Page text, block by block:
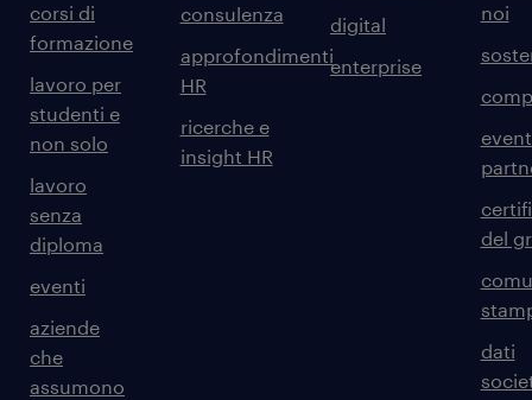
corsi di
formazione
lavoro per
studenti e
non solo
lavoro
senza
diploma
eventi
aziende
che
assumono
consulenza
approfondimenti
HR
ricerche e
insight HR
digital
enterprise
noi
del
dati